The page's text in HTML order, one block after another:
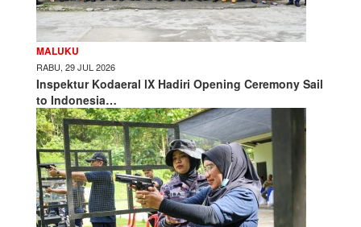
MALUKU
RABU, 29 JUL 2026
Inspektur Kodaeral lX Hadiri Opening Ceremony Sail
to Indonesia…